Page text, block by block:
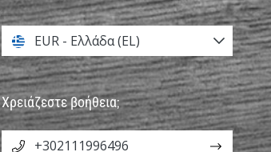
EUR - Ελλάδα (EL)
Χρειάζεστε βοήθεια;
+302111996496